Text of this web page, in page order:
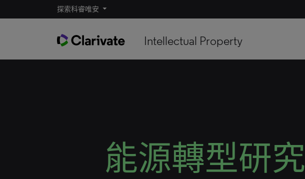
探索科睿唯安
Intellectual Property
能源轉型研究